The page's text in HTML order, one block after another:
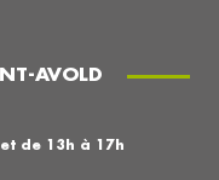
AVOLD
de 13h à 17h